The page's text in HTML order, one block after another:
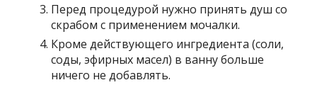
Перед процедурой нужно принять душ со
скрабом с применением мочалки.
Кроме действующего ингредиента (соли,
соды, эфирных масел) в ванну больше
ничего не добавлять.